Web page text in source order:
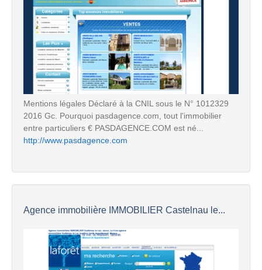
Mentions légales Déclaré à la CNIL sous le N° 1012329
2016 Gc. Pourquoi pasdagence.com, tout l'immobilier
entre particuliers € PASDAGENCE.COM est né...
http://www.pasdagence.com
Agence immobilière IMMOBILIER Castelnau le...